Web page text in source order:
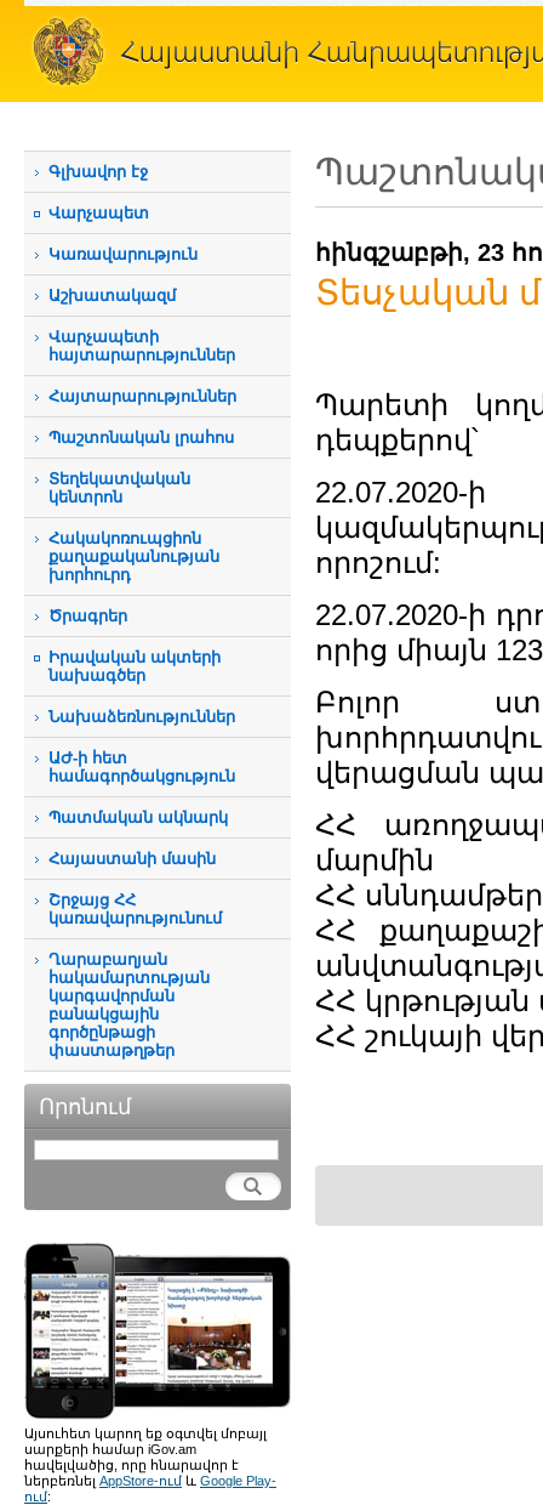
Գլխավոր էջ
Վարչապետ
Կառավարություն
Աշխատակազմ
Վարչապետի
հայտարարություններ
Հայտարարություններ
Պաշտոնական լրահոս
Տեղեկատվական
կենտրոն
Հակակոռուպցիոն
քաղաքականության
խորհուրդ
Ծրագրեր
Իրավական ակտերի
նախագծեր
Նախաձեռնություններ
ԱԺ-ի հետ
համագործակցություն
Պատմական ակնարկ
Հայաստանի մասին
Շրջայց ՀՀ
կառավարությունում
Ղարաբաղյան
հակամարտության
կարգավորման
բանակցային
գործընթացի
փաստաթղթեր
Որոնում
Այսուհետ կարող եք օգտվել մոբայլ
սարքերի համար iGov.am
հավելվածից, որը հնարավոր է
ներբեռնել AppStore-ում և Google Play-
ում:
հինգշաբթի, 23
Տեսչական
Պարետի
դեպքերով՝
որոշում:
22.07.2020-ի
որից միայն
Բոլոր
վերացման
ՀՀ
մարմին
ՀՀ
ՀՀ
ՀՀ
ՀՀ շուկայի